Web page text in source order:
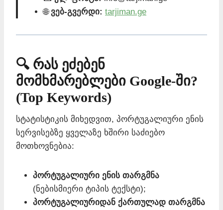
🌐 ვებ-გვერდი: tarjiman.ge
🔍 რას ეძებენ
მომხმარებლები Google-ში?
(Top Keywords)
სტატისტიკის მიხედვით, პორტუგალიური ენის
სერვისებზე ყველაზე ხშირი საძიებო
მოთხოვნებია:
პორტუგალიური ენის თარგმნა
(ნებისმიერი ტიპის ტექსტი);
პორტუგალიურიდან ქართულად თარგმნა